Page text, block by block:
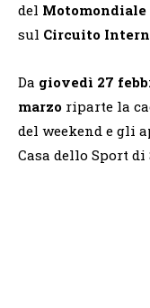
del Motomondiale
sul Circuito
Da giovedì 27
marzo riparte la
del weekend e gli
Casa dello Sport di